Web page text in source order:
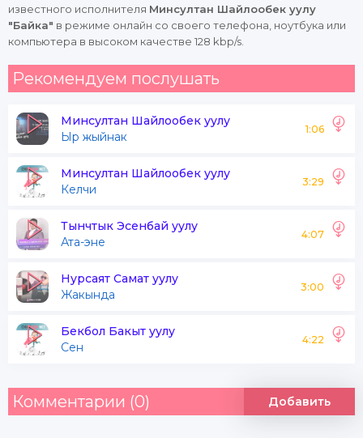
известного исполнителя Минсултан Шайлообек уулу
"Байка" в режиме онлайн со своего телефона, ноутбука или
компьютера в высоком качестве 128 kbp/s.
Рекомендуем послушать
Минсултан Шайлообек уулу
Ыр жыйнак
1:06
Минсултан Шайлообек уулу
Келчи
3:29
Тынчтык Эсенбай уулу
Ата-эне
4:07
Нурсаят Самат уулу
Жакында
3:00
Бекбол Бакыт уулу
Сен
4:22
Комментарии (0) Добавить